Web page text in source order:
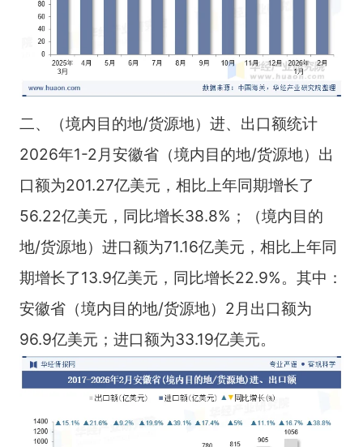
二、（境内目的地/货源地）进、出口额统计
2026年1-2月安徽省（境内目的地/货源地）出
口额为201.27亿美元，相比上年同期增长了
56.22亿美元，同比增长38.8%；（境内目的
地/货源地）进口额为71.16亿美元，相比上年同
期增长了13.9亿美元，同比增长22.9%。其中：
安徽省（境内目的地/货源地）2月出口额为
96.9亿美元；进口额为33.19亿美元。